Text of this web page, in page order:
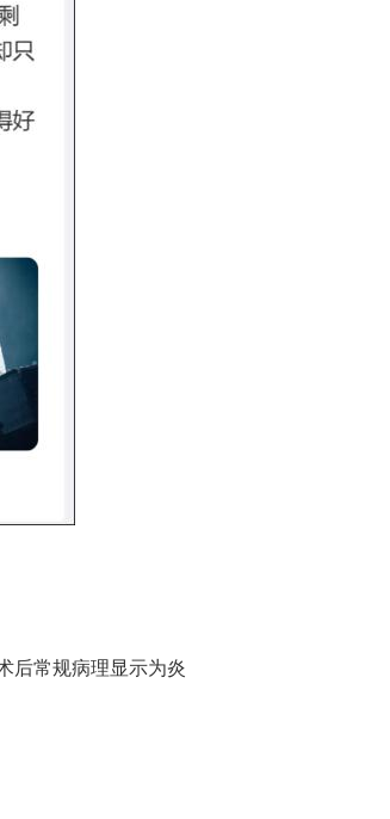
后常规病理显示为炎